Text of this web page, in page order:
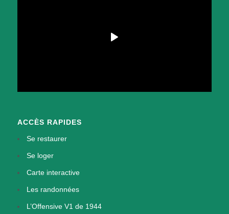
ACCÈS RAPIDES
Se restaurer
Se loger
Carte interactive
Les randonnées
L’Offensive V1 de 1944